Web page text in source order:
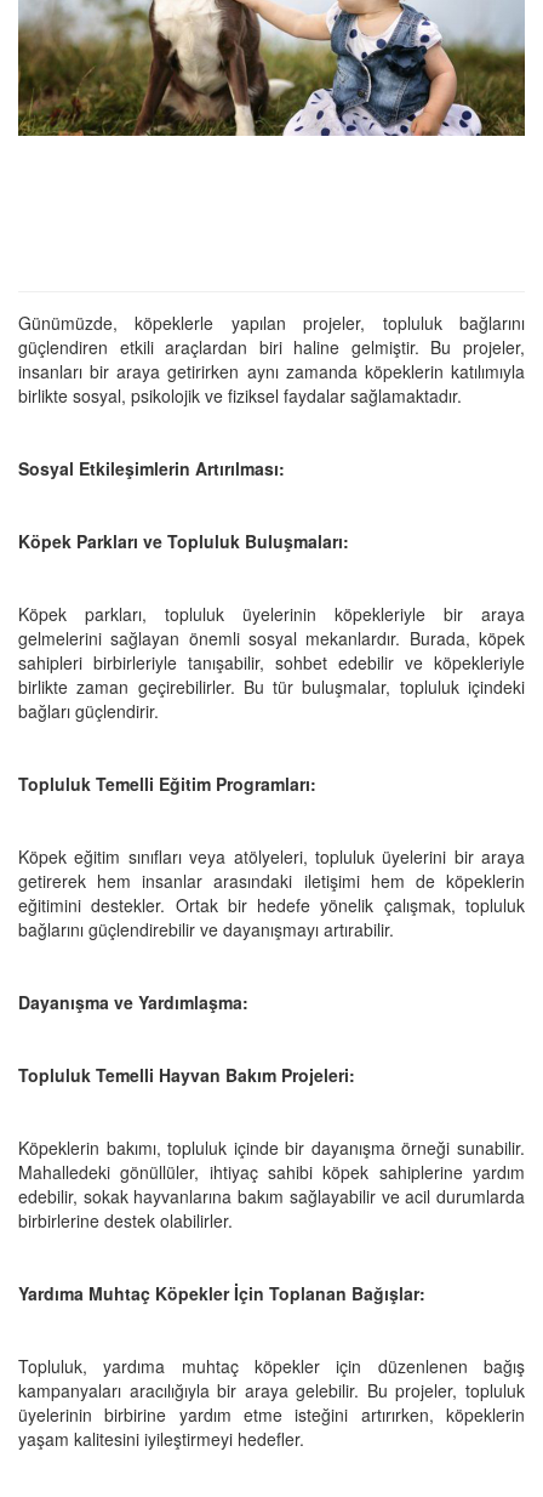
Günümüzde, köpeklerle yapılan projeler, topluluk bağlarını
güçlendiren etkili araçlardan biri haline gelmiştir. Bu projeler,
insanları bir araya getirirken aynı zamanda köpeklerin katılımıyla
birlikte sosyal, psikolojik ve fiziksel faydalar sağlamaktadır.
Sosyal Etkileşimlerin Artırılması:
Köpek Parkları ve Topluluk Buluşmaları:
Köpek parkları, topluluk üyelerinin köpekleriyle bir araya
gelmelerini sağlayan önemli sosyal mekanlardır. Burada, köpek
sahipleri birbirleriyle tanışabilir, sohbet edebilir ve köpekleriyle
birlikte zaman geçirebilirler. Bu tür buluşmalar, topluluk içindeki
bağları güçlendirir.
Topluluk Temelli Eğitim Programları:
Köpek eğitim sınıfları veya atölyeleri, topluluk üyelerini bir araya
getirerek hem insanlar arasındaki iletişimi hem de köpeklerin
eğitimini destekler. Ortak bir hedefe yönelik çalışmak, topluluk
bağlarını güçlendirebilir ve dayanışmayı artırabilir.
Dayanışma ve Yardımlaşma:
Topluluk Temelli Hayvan Bakım Projeleri:
Köpeklerin bakımı, topluluk içinde bir dayanışma örneği sunabilir.
Mahalledeki gönüllüler, ihtiyaç sahibi köpek sahiplerine yardım
edebilir, sokak hayvanlarına bakım sağlayabilir ve acil durumlarda
birbirlerine destek olabilirler.
Yardıma Muhtaç Köpekler İçin Toplanan Bağışlar:
Topluluk, yardıma muhtaç köpekler için düzenlenen bağış
kampanyaları aracılığıyla bir araya gelebilir. Bu projeler, topluluk
üyelerinin birbirine yardım etme isteğini artırırken, köpeklerin
yaşam kalitesini iyileştirmeyi hedefler.